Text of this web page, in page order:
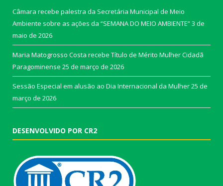
Câmara recebe palestra da Secretária Municipal de Meio
Ambiente sobre as ações da “SEMANA DO MEIO AMBIENTE”3 de
maio de 2026
Maria Matogrosso Costa recebe Título de Mérito Mulher Cidadã
Paragominense 25 de março de 2026
Sessão Especial em alusão ao Dia Internacional da Mulher25 de
março de 2026
DESENVOLVIDO POR CR2